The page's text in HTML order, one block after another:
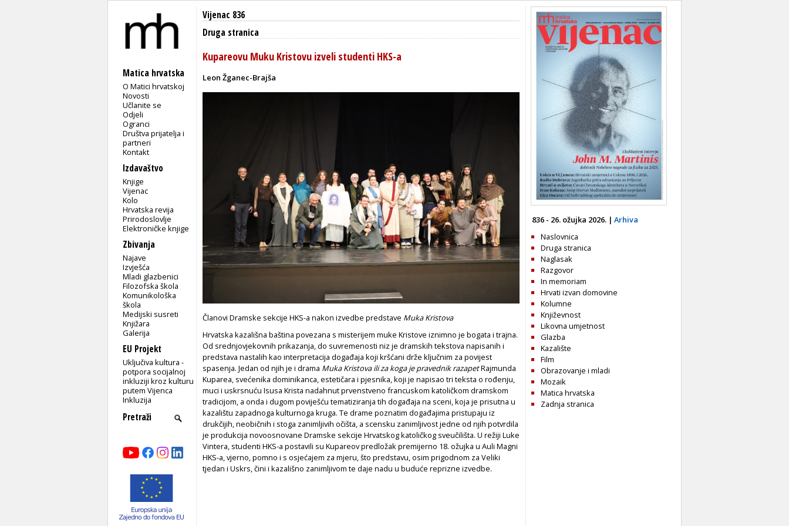
Matica hrvatska
O Matici hrvatskoj
Novosti
Učlanite se
Odjeli
Ogranci
Društva prijatelja i
partneri
Kontakt
Izdavaštvo
Knjige
Vijenac
Kolo
Hrvatska revija
Prirodoslovlje
Elektroničke knjige
Zbivanja
Najave
Izvješća
Mladi glazbenici
Filozofska škola
Komunikološka
škola
Medijski susreti
Knjižara
Galerija
EU Projekt
Uključiva kultura -
potpora socijalnoj
inkluziji kroz kulturu
putem Vijenca
Inkluzija
Vijenac 836
Druga stranica
Kupareovu Muku Kristovu izveli studenti HKS-a
Leon Žganec-Brajša
Članovi Dramske sekcije HKS-a nakon izvedbe predstave Muka Kristova
Hrvatska kazališna baština povezana s misterijem muke Kristove iznimno je bogata i trajna.
Od srednjovjekovnih prikazanja, do suvremenosti niz je dramskih tekstova napisanih i
predstava nastalih kao interpretacija događaja koji kršćani drže ključnim za povijest
spasenja. Jedan od njih je i drama Muka Kristova ili za koga je pravednik razapetRajmunda
Kuparea, svećenika dominikanca, estetičara i pjesnika, koji je napisao tri teksta o rođenju,
muci i uskrsnuću Isusa Krista nadahnut prvenstveno francuskom katoličkom dramskom
tradicijom, a onda i dugom poviješću tematiziranja tih događaja na sceni, koja je prisutna u
kazalištu zapadnoga kulturnoga kruga. Te drame poznatim događajima pristupaju iz
drukčijih, neobičnih i stoga zanimljivih očišta, a scensku zanimljivost jedne od njih potvrdila
je produkcija novoosnovane Dramske sekcije Hrvatskog katoličkog sveučilišta. U režiji Luke
Vintera, studenti HKS-a postavili su Kupareov predložak premijerno 18. ožujka u Auli Magni
HKS-a, vjerno, pomno i s osjećajem za mjeru, što predstavu, osim prigodnom za Veliki
tjedan i Uskrs, čini i kazališno zanimljivom te daje nadu u buduće reprizne izvedbe.
836 - 26. ožujka 2026. | Arhiva
Naslovnica
Druga stranica
Naglasak
Razgovor
In memoriam
Hrvati izvan domovine
Kolumne
Književnost
Likovna umjetnost
Glazba
Kazalište
Film
Obrazovanje i mladi
Mozaik
Matica hrvatska
Zadnja stranica